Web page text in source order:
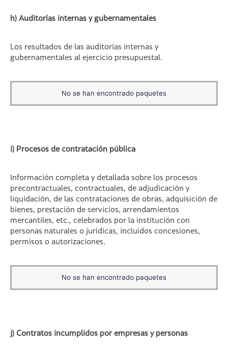
h) Auditorías internas y gubernamentales
Los resultados de las auditorías internas y
gubernamentales al ejercicio presupuestal.
No se han encontrado paquetes
i) Procesos de contratación pública
Información completa y detallada sobre los procesos
precontractuales, contractuales, de adjudicación y
liquidación, de las contrataciones de obras, adquisición de
bienes, prestación de servicios, arrendamientos
mercantiles, etc., celebrados por la institución con
personas naturales o jurídicas, incluidos concesiones,
permisos o autorizaciones.
No se han encontrado paquetes
j) Contratos incumplidos por empresas y personas